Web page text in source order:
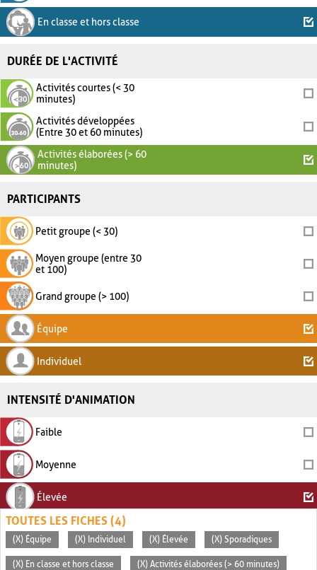
En classe et hors classe
DURÉE DE L'ACTIVITÉ
Activités courtes (< 30
minutes)
Activités développées
(Entre 30 et 60 minutes)
Activités élaborées (> 60
minutes)
PARTICIPANTS
Petit groupe (< 30)
Moyen groupe (entre 30
et 100)
Grand groupe (> 100)
Équipe
Individuel
INTENSITÉ D'ANIMATION
Faible
Moyenne
Élevée
TOUTES LES FICHES (4)
(X) Équipe (X) Individuel (X) Élevée (X) Sporadiques
(X) En classe et hors classe (X) Activités élaborées (> 60 minutes)